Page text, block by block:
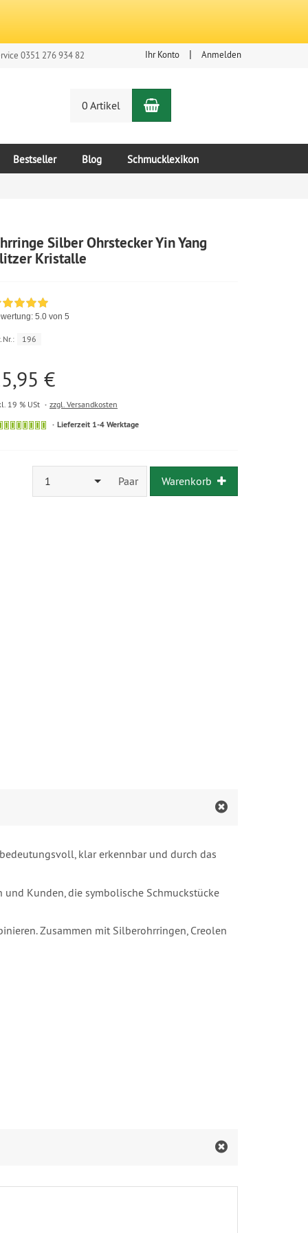
0351 276 934 82 Ihr Konto Anmelden
0 Artikel Warenkorb
Bestseller Blog Schmucklexikon
Silber Ohrstecker Yin Yang
Kristalle
5.0 von 5
196
€
19 % USt zzgl. Versandkosten
Lieferzeit 1-4 Werktage
1 Paar Warenkorb
klar erkennbar und durch das
Kunden, die symbolische Schmuckstücke
Zusammen mit Silberohrringen, Creolen